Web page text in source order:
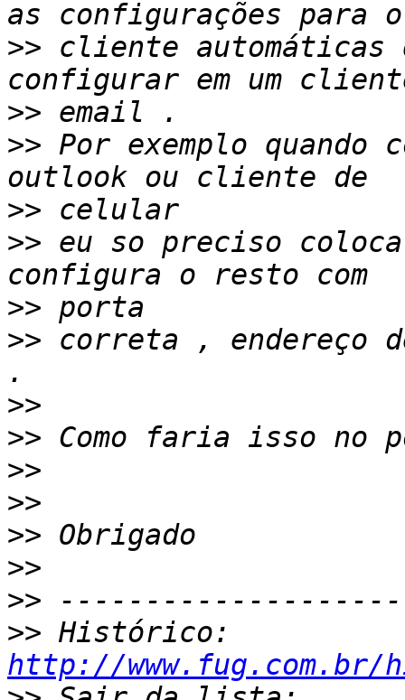
>> cliente automáticas
>>
>> Por exemplo quando
>>
>> eu so preciso
>>
>> correta , endereço
>>
>>
>>
>>
>>
>>
>>
>>
http://